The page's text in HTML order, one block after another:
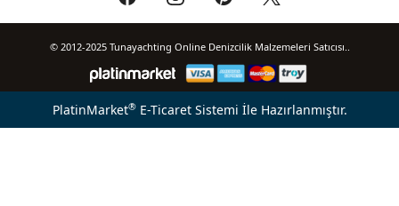
© 2012-2025 Tunayachting Online Denizcilik Malzemeleri Satıcısı..
PlatinMarket®E-Ticaret Sistemi İle Hazırlanmıştır.